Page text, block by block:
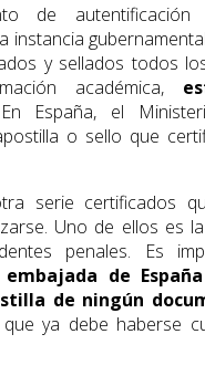
de
instancia
y sellados todos
académica,
España, el
o sello que
serie certificados
Uno de ellos es
penales. Es
de
de ningún
ya debe haberse